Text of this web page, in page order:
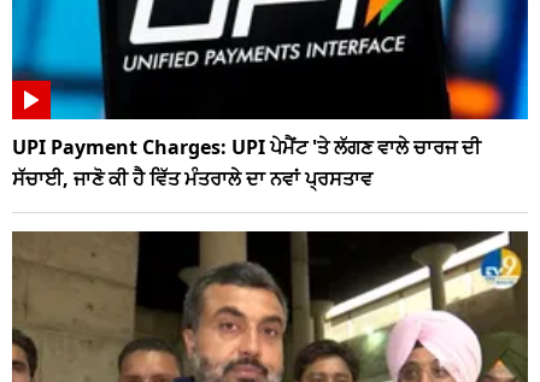
UPI Payment Charges: UPI ਪੇਮੈਂਟ 'ਤੇ ਲੱਗਣ ਵਾਲੇ ਚਾਰਜ ਦੀ
ਸੱਚਾਈ, ਜਾਣੋ ਕੀ ਹੈ ਵਿੱਤ ਮੰਤਰਾਲੇ ਦਾ ਨਵਾਂ ਪ੍ਰਸਤਾਵ